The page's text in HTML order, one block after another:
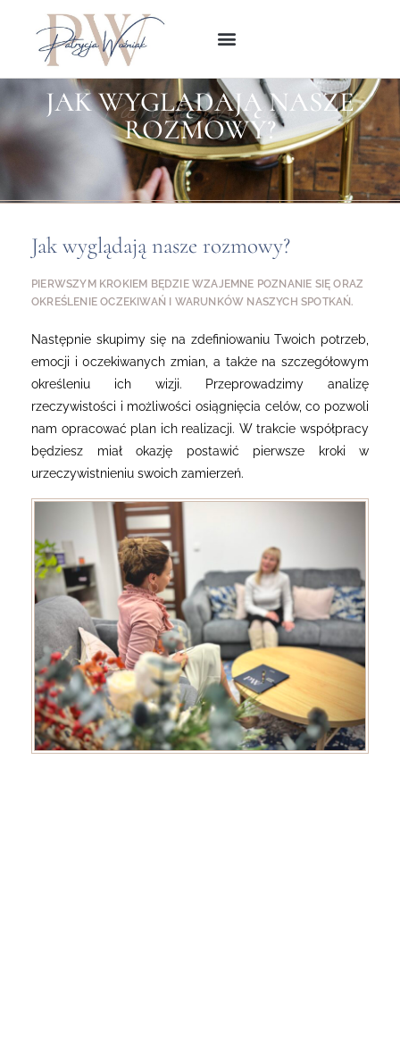
JAK WYGLĄDAJĄ NASZE
ROZMOWY?
Patrycja Woźniak
Jak wyglądają nasze rozmowy?
PIERWSZYM KROKIEM BĘDZIE WZAJEMNE POZNANIE SIĘ ORAZ
OKREŚLENIE OCZEKIWAŃ I WARUNKÓW NASZYCH SPOTKAŃ.
Następnie skupimy się na zdefiniowaniu Twoich potrzeb,
emocji i 0czekiwanych zmian, a także na szczegółowym
określeniu ich wizji. Przeprowadzimy analizę
rzeczywistości i możliwości osiągnięcia celów, co pozwoli
nam opracować plan ich realizacji. W trakcie współpracy
będziesz miał okazję postawić pierwsze kroki w
urzeczywistnieniu swoich zamierzeń.